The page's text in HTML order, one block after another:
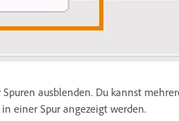
ausblenden. Du kannst
einer Spur angezeigt werden.